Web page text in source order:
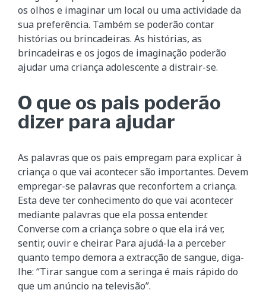
os olhos e imaginar um local ou uma actividade da
sua preferência. Também se poderão contar
histórias ou brincadeiras. As histórias, as
brincadeiras e os jogos de imaginação poderão
ajudar uma criança adolescente a distrair-se.
O que os pais poderão
dizer para ajudar
As palavras que os pais empregam para explicar à
criança o que vai acontecer são importantes. Devem
empregar-se palavras que reconfortem a criança.
Esta deve ter conhecimento do que vai acontecer
mediante palavras que ela possa entender.
Converse com a criança sobre o que ela irá ver,
sentir, ouvir e cheirar. Para ajudá-la a perceber
quanto tempo demora a extracção de sangue, diga-
lhe: “Tirar sangue com a seringa é mais rápido do
que um anúncio na televisão”.